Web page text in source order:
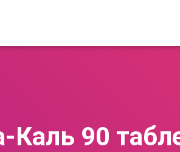
Каль 90